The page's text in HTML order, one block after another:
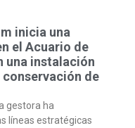
inicia una
el Acuario de
una instalación
de
gestora ha
líneas estratégicas